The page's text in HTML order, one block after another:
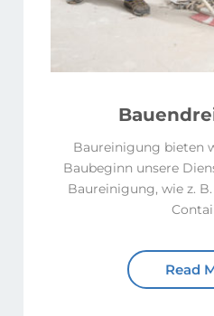
Baureinigung bieten
Baubeginn unsere
Baureinigung, wie z.
Read